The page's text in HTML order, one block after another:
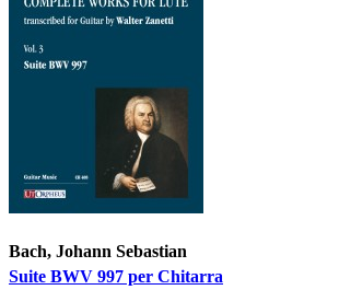
Bach, Johann Sebastian
Suite BWV 997 per Chitarra